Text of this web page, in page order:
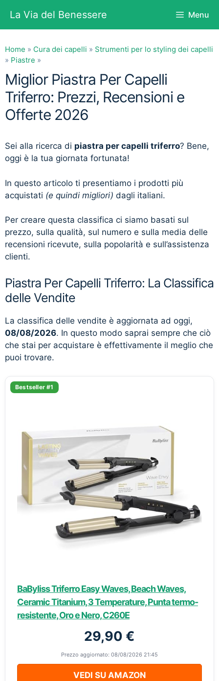
contenuto
La Via del Benessere Menu
Home » Cura dei capelli » Strumenti per lo styling dei capelli
» Piastre »
Miglior Piastra Per Capelli
Triferro: Prezzi, Recensioni e
Offerte 2026
Sei alla ricerca di piastra per capelli triferro? Bene,
oggi è la tua giornata fortunata!
In questo articolo ti presentiamo i prodotti più
acquistati (e quindi migliori) dagli italiani.
Per creare questa classifica ci siamo basati sul
prezzo, sulla qualità, sul numero e sulla media delle
recensioni ricevute, sulla popolarità e sull’assistenza
clienti.
Piastra Per Capelli Triferro: La Classifica
delle Vendite
La classifica delle vendite è aggiornata ad oggi,
08/08/2026. In questo modo saprai sempre che ciò
che stai per acquistare è effettivamente il meglio che
puoi trovare.
Bestseller #1
BaByliss Triferro Easy Waves, Beach Waves,
Ceramic Titanium, 3 Temperature, Punta termo-
resistente, Oro e Nero, C260E
29,90 €
Prezzo aggiornato: 08/08/2026 21:45
VEDI SU AMAZON